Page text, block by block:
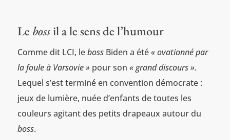
Le bossil a le sens de l’humour
Comme dit LCI, lebossBiden a été« ovationné par
la foule à Varsovie » pour son « grand discours ».
Lequel s’est terminé en convention démocrate :
jeux de lumière, nuée d’enfants de toutes les
couleurs agitant des petits drapeaux autour du
boss.